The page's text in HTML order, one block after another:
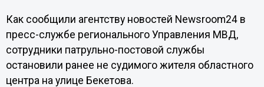
Как сообщили агентству новостей Newsroom24 в
пресс-службе регионального Управления МВД,
сотрудники патрульно-постовой службы
остановили ранее не судимого жителя областного
центра на улице Бекетова.